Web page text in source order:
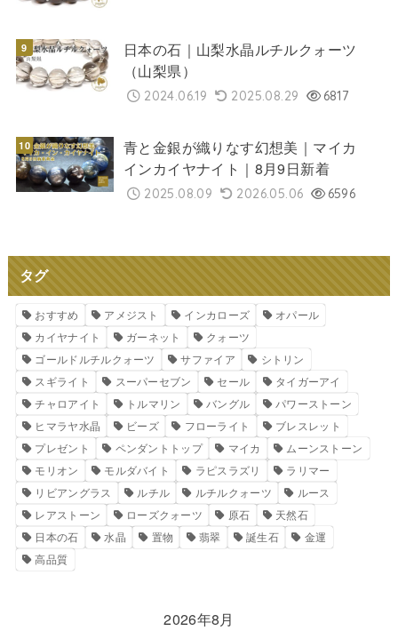
日本の石｜山梨水晶ルチルクォーツ
（山梨県）
2024.06.19 2025.08.29 6817
青と金銀が織りなす幻想美｜マイカ
インカイヤナイト｜8月9日新着
2025.08.09 2026.05.06 6596
タグ
おすすめ アメジスト インカローズ
オパール
カイヤナイト
ガーネット
クォーツ
ゴールドルチルクォーツ
サファイア
シトリン
スギライト
スーパーセブン セール
タイガーアイ
チャロアイト
トルマリン バングル
パワーストーン
ヒマラヤ水晶
ビーズ フローライト
ブレスレット
プレゼント
ペンダントトップ マイカ
ムーンストーン
モリオン
モルダバイト ラピスラズリ
ラリマー
リビアングラス
ルチル ルチルクォーツ
ルース
レアストーン
ローズクォーツ 原石
天然石
日本の石
水晶 置物 翡翠 誕生石
金運
高品質
2026年8月